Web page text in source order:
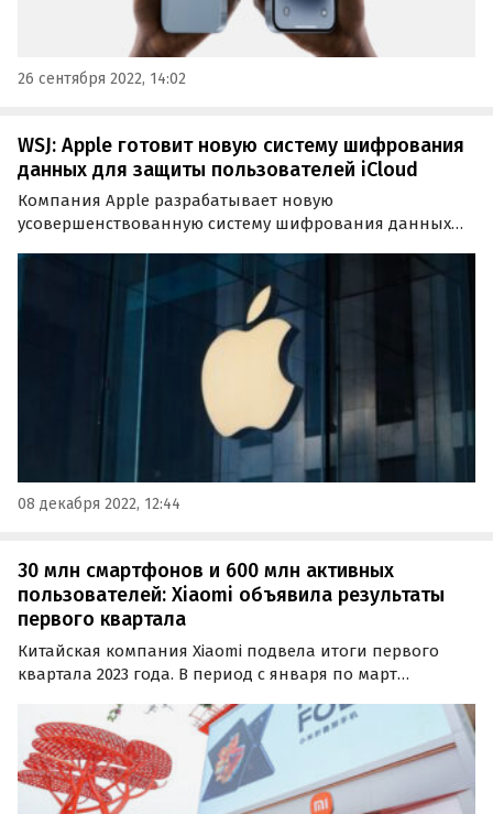
26 сентября 2022, 14:02
WSJ: Apple готовит новую систему шифрования
данных для защиты пользователей iCloud
Компания Apple разрабатывает новую
усовершенствованную систему шифрования данных
Wall Street Journal, она получит название Advanced
Data Protection и будет ориентирована, в первую
очередь, на защиту…
08 декабря 2022, 12:44
30 млн смартфонов и 600 млн активных
пользователей: Xiaomi объявила результаты
первого квартала
Китайская компания Xiaomi подвела итоги первого
квартала 2023 года. В период с января по март
получив многомиллиардную выручку.